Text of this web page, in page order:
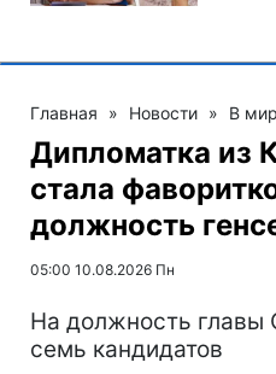
Главная » Новости » В
Дипломатка из
стала
должность
05:00 10.08.2026 Пн
На должность
семь кандидатов